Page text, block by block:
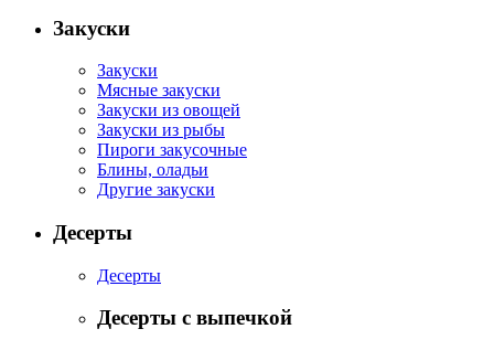
Закуски
Закуски
Мясные закуски
Закуски из овощей
Закуски из рыбы
Пироги закусочные
Блины, оладьи
Другие закуски
Десерты
Десерты
Десерты с выпечкой